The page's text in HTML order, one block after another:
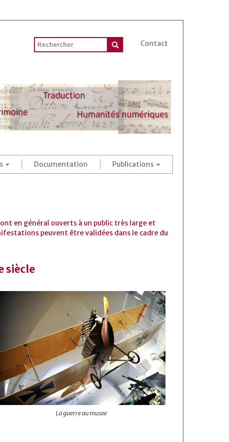
Contact
Documentation Publications
en général ouverts à un public très large et
peuvent être validées dans le cadre du
siècle
La guerre au musee